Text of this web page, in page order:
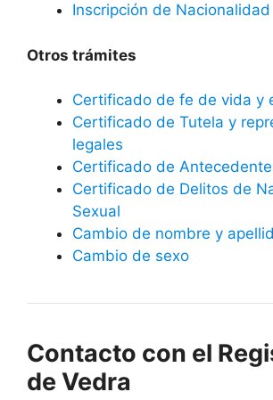
Inscripción de Nacionalidad
Otros trámites
Certificado de fe de vida y
Certificado de Tutela y
legales
Certificado de
Certificado de Delitos de
Sexual
Cambio de nombre y
Cambio de sexo
Contacto con el
de Vedra